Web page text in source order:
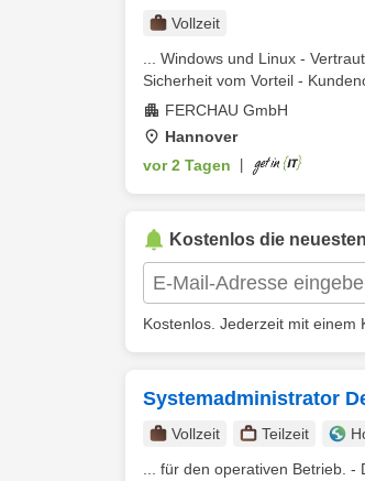
Vollzeit
... Windows und Linux -
Sicherheit vom Vorteil -
FERCHAU GmbH
Hannover
vor 2 Tagen
Kostenlos die neuesten
Kostenlos. Jederzeit mit einem
Systemadministrator
Vollzeit Teilzeit
... für den operativen Betrieb.